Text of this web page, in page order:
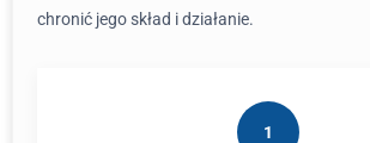
chronić jego skład i działanie.
1